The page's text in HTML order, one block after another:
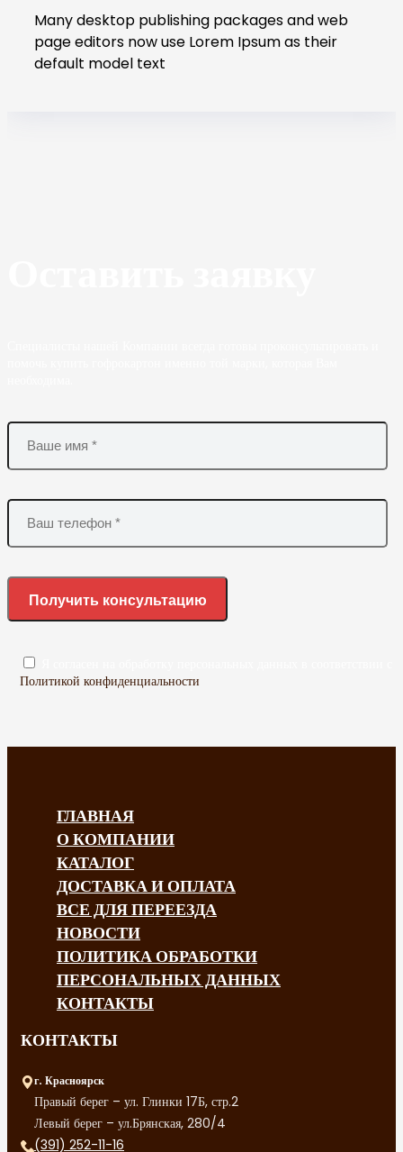
Many desktop publishing packages and web
page editors now use Lorem Ipsum as their
default model text
Политикой конфиденциальности
ГЛАВНАЯ
О КОМПАНИИ
КАТАЛОГ
ДОСТАВКА И ОПЛАТА
ВСЕ ДЛЯ ПЕРЕЕЗДА
НОВОСТИ
ПОЛИТИКА ОБРАБОТКИ
ПЕРСОНАЛЬНЫХ ДАННЫХ
КОНТАКТЫ
КОНТАКТЫ
г. Красноярск
Правый берег – ул. Глинки 17Б, стр.2
Левый берег – ул.Брянская, 280/4
(391) 252-11-16